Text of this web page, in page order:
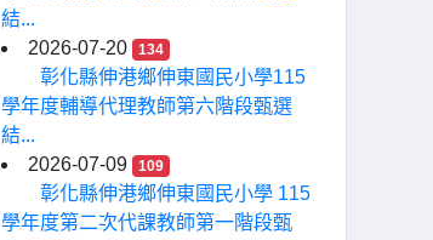
結...
2026-07-20
134
彰化縣伸港鄉伸東國民小學115
學年度輔導代理教師第六階段甄選
結...
2026-07-09
109
彰化縣伸港鄉伸東國民小學 115
學年度第二次代課教師第一階段甄